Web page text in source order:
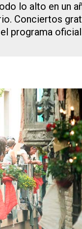
lo alto en un
Conciertos
programa